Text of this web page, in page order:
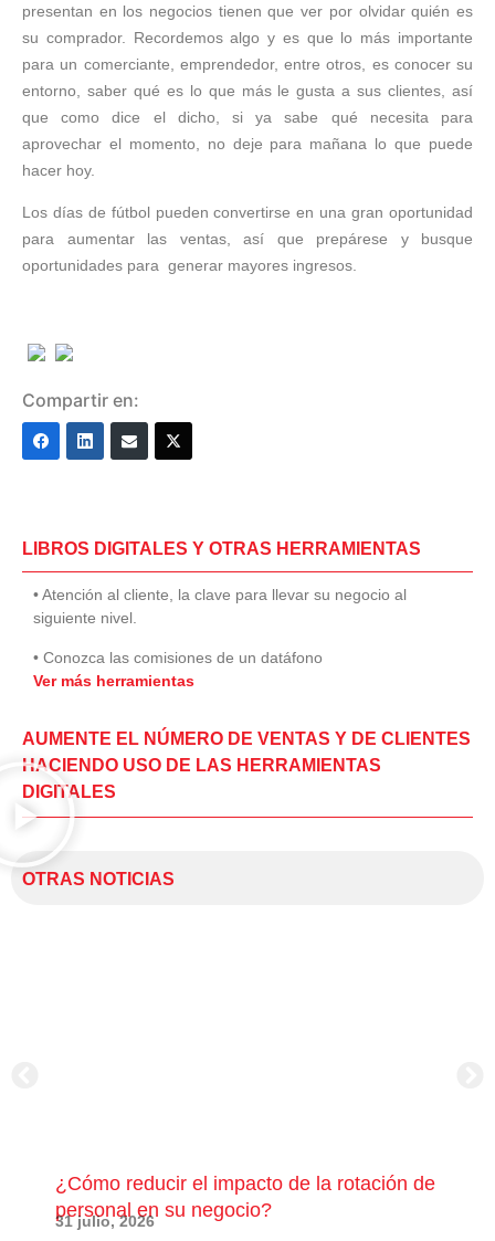
presentan en los negocios tienen que ver por olvidar quién es
su comprador. Recordemos algo y es que lo más importante
para un comerciante, emprendedor, entre otros, es conocer su
entorno, saber qué es lo que más le gusta a sus clientes, así
que como dice el dicho, si ya sabe qué necesita para
aprovechar el momento, no deje para mañana lo que puede
hacer hoy.
Los días de fútbol pueden convertirse en una gran oportunidad
para aumentar las ventas, así que prepárese y busque
oportunidades para generar mayores ingresos.
Compartir en:
LIBROS DIGITALES Y OTRAS HERRAMIENTAS
• Atención al cliente, la clave para llevar su negocio al
siguiente nivel.
• Conozca las comisiones de un datáfono
Ver más herramientas
AUMENTE EL NÚMERO DE VENTAS Y DE CLIENTES
HACIENDO USO DE LAS HERRAMIENTAS
DIGITALES
OTRAS NOTICIAS
¿Cómo reducir el impacto de la rotación de
personal en su negocio?
31 julio, 2026